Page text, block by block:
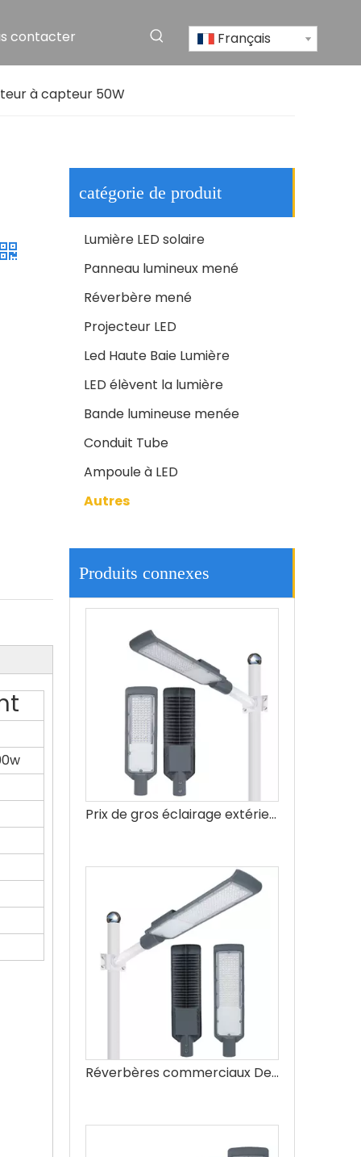
contacter Français
à capteur 50W
catégorie de produit
Lumière LED solaire
Panneau lumineux mené
Réverbère mené
Projecteur LED
Led Haute Baie Lumière
LED élèvent la lumière
Bande lumineuse menée
Conduit Tube
Ampoule à LED
Autres
Produits connexes
Prix ​​de gros éclairage extérieur étanche Smd 150w lampadaire LED
Réverbères commerciaux Design moderne Smart 50w Réverbère mené extérieur